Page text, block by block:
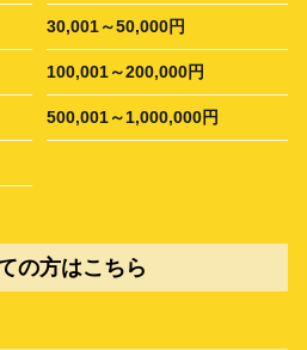
30,001～50,000円
100,001～200,000円
500,001～1,000,000円
の方はこちら